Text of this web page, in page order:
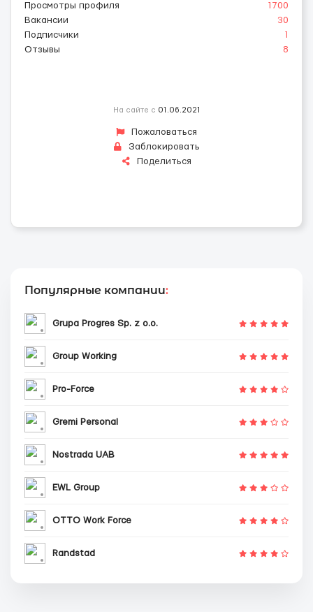
Просмотры профиля
1700
Вакансии
30
Подписчики
1
Отзывы
8
На сайте с 01.06.2021
Пожаловаться
Заблокировать
Поделиться
Популярные компании:
Grupa Progres Sp. z o.o.
Group Working
Pro-Force
Gremi Personal
Nostrada UAB
EWL Group
OTTO Work Force
Randstad